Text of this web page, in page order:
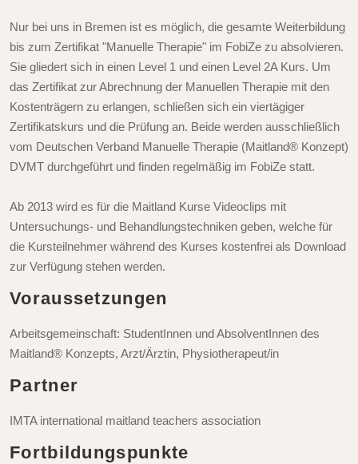
Nur bei uns in Bremen ist es möglich, die gesamte Weiterbildung
bis zum Zertifikat "Manuelle Therapie" im FobiZe zu absolvieren.
Sie gliedert sich in einen Level 1 und einen Level 2A Kurs. Um
das Zertifikat zur Abrechnung der Manuellen Therapie mit den
Kostenträgern zu erlangen, schließen sich ein viertägiger
Zertifikatskurs und die Prüfung an. Beide werden ausschließlich
vom Deutschen Verband Manuelle Therapie (Maitland® Konzept)
DVMT durchgeführt und finden regelmäßig im FobiZe statt.
Ab 2013 wird es für die Maitland Kurse Videoclips mit
Untersuchungs- und Behandlungstechniken geben, welche für
die Kursteilnehmer während des Kurses kostenfrei als Download
zur Verfügung stehen werden.
Voraussetzungen
Arbeitsgemeinschaft: StudentInnen und AbsolventInnen des
Maitland® Konzepts, Arzt/Ärztin, Physiotherapeut/in
Partner
IMTA international maitland teachers association
Fortbildungspunkte